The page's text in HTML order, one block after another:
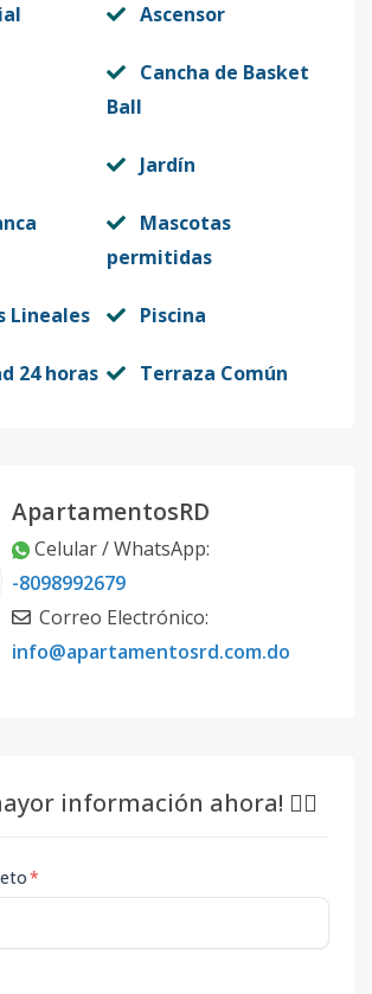
Ascensor
Cancha de Basket
Ball
Jardín
Mascotas
permitidas
Lineales Piscina
24 horas Terraza Común
ApartamentosRD
Celular / WhatsApp:
-8098992679
Correo Electrónico:
info@apartamentosrd.com.do
información ahora! 👇🏽
*